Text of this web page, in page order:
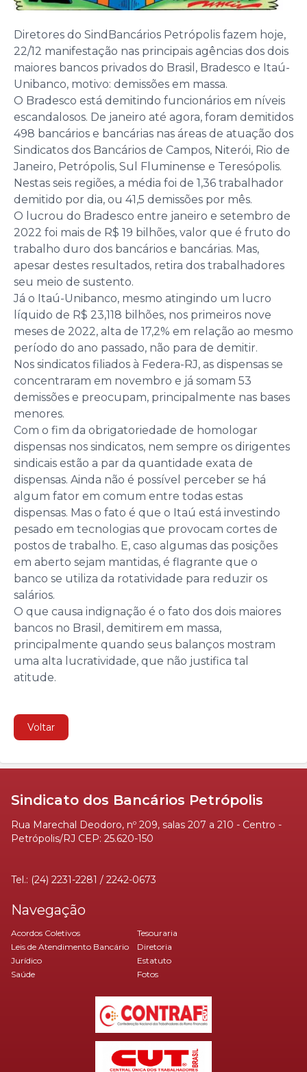
Diretores do SindBancários Petrópolis fazem hoje,
22/12 manifestação nas principais agências dos dois
maiores bancos privados do Brasil, Bradesco e Itaú-
Unibanco, motivo: demissões em massa.
O Bradesco está demitindo funcionários em níveis
escandalosos. De janeiro até agora, foram demitidos
498 bancários e bancárias nas áreas de atuação dos
Sindicatos dos Bancários de Campos, Niterói, Rio de
Janeiro, Petrópolis, Sul Fluminense e Teresópolis.
Nestas seis regiões, a média foi de 1,36 trabalhador
demitido por dia, ou 41,5 demissões por mês.
O lucrou do Bradesco entre janeiro e setembro de
2022 foi mais de R$ 19 bilhões, valor que é fruto do
trabalho duro dos bancários e bancárias. Mas,
apesar destes resultados, retira dos trabalhadores
seu meio de sustento.
Já o Itaú-Unibanco, mesmo atingindo um lucro
líquido de R$ 23,118 bilhões, nos primeiros nove
meses de 2022, alta de 17,2% em relação ao mesmo
período do ano passado, não para de demitir.
Nos sindicatos filiados à Federa-RJ, as dispensas se
concentraram em novembro e já somam 53
demissões e preocupam, principalmente nas bases
menores.
Com o fim da obrigatoriedade de homologar
dispensas nos sindicatos, nem sempre os dirigentes
sindicais estão a par da quantidade exata de
dispensas. Ainda não é possível perceber se há
algum fator em comum entre todas estas
dispensas. Mas o fato é que o Itaú está investindo
pesado em tecnologias que provocam cortes de
postos de trabalho. E, caso algumas das posições
em aberto sejam mantidas, é flagrante que o
banco se utiliza da rotatividade para reduzir os
salários.
O que causa indignação é o fato dos dois maiores
bancos no Brasil, demitirem em massa,
principalmente quando seus balanços mostram
uma alta lucratividade, que não justifica tal
atitude.
Voltar
Sindicato dos Bancários Petrópolis
Rua Marechal Deodoro, nº 209, salas 207 a 210 - Centro -
Petrópolis/RJ CEP: 25.620-150
Tel.: (24) 2231-2281 / 2242-0673
Navegação
Acordos Coletivos
Leis de Atendimento Bancário
Jurídico
Saúde
Tesouraria
Diretoria
Estatuto
Fotos